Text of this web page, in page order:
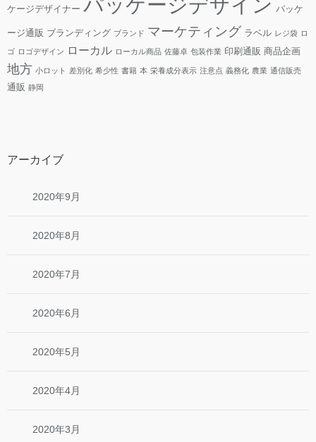
ケージデザイナー パッケ
ージ通販 ブランディング ブランド マーケティング ラベル レジ袋 ロ
ゴ ロゴデザイン ローカル ローカル商品 佐藤卓 包装作業 印刷通販 商品企画
地方 小ロット 差別化 希少性 書籍 本 栄養成分表示 注意点 義務化 農業 通信販売
通販 静岡
アーカイブ
2020年9月
2020年8月
2020年7月
2020年6月
2020年5月
2020年4月
2020年3月